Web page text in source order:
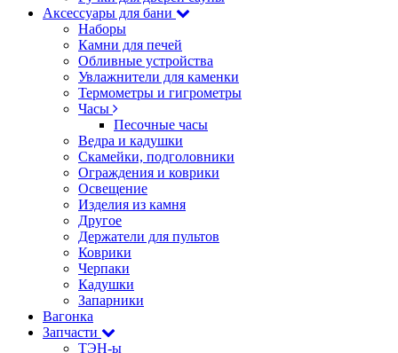
Аксессуары для бани
Наборы
Камни для печей
Обливные устройства
Увлажнители для каменки
Термометры и гигрометры
Часы
Песочные часы
Ведра и кадушки
Скамейки, подголовники
Ограждения и коврики
Освещение
Изделия из камня
Другое
Держатели для пультов
Коврики
Черпаки
Кадушки
Запарники
Вагонка
Запчасти
ТЭН-ы